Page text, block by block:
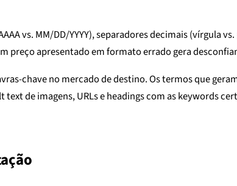
vs. MM/DD/YYYY), separadores decimais
preço apresentado em formato errado gera
chave no mercado de destino. Os termos que
de imagens, URLs e headings com as keywords